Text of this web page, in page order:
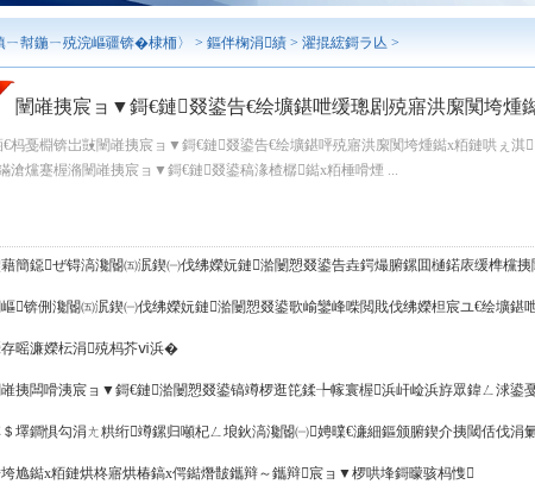
鏅鸿兘鍒堕€�
妗堜緥灞曠ず
ㄧ幇鍦ㄧ殑浣嶇疆锛�棣栭〉 > 鏂伴椈涓績 > 濯掍綋鎶ラ亾 >
闉嶉挗宸ョ▼鎶€鏈叕鍙告€绘壙鍖呭缓璁剧殑寤洪緳闃垮煄鐑х粨
€杩戞棩锛岀敱闉嶉挗宸ョ▼鎶€鏈叕鍙告€绘壙鍖呯殑寤洪緳闃垮煄鐑х粨鏈哄ぇ
滄爣蹇楃潃闉嶉挗宸ョ▼鎶€鏈叕鍙稿湪楂樼鐑х粨棰嗗煙 ...
簡鐚ぜ锝滈瀺閽㈤泦鍥㈠伐绋嬫妧鏈湁闄愬叕鍙告垚鍔熶腑鏍囬樋鍩庡缓榫欓
锛侀瀺閽㈤泦鍥㈠伐绋嬫妧鏈湁闄愬叕鍙歌崳鑾峰喍閲戝伐绋嬫柦宸ユ€绘壙鍖
暚濂嬫枟涓殑杩芥ⅵ浜�
嶉挗闆嗗洟宸ョ▼鎶€鏈湁闄愬叕鍙镐竴椤逛笓鍒╄幏寰楃浜屽崄浜斿眾鍏ㄥ浗鍙
墿鐧惧勾涓ㄤ粠绗竴鏍归噸杞ㄥ埌鈥滈瀺閽㈠娉曗€濓細鏂颁腑鍥介挗閾佸伐涓
尯鐑х粨鏈烘柊寤烘椿鎬х偔鐑熸皵鑴辩～鑴辩宸ョ▼椤哄埄鎶曚骇杩愯